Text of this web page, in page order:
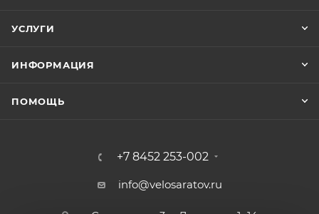
УСЛУГИ
ИНФОРМАЦИЯ
ПОМОЩЬ
+7 8452 253-002
info@velosaratov.ru